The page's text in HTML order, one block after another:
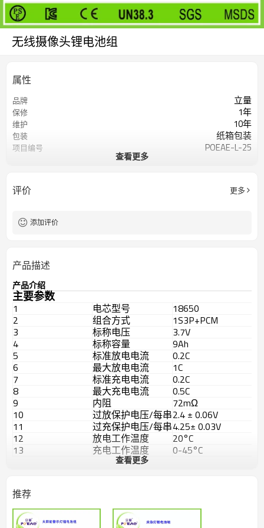
无线摄像头锂电池组
属性
品牌 立量
保修 1年
维护 10年
包装 纸箱包装
项目编号 POEAE-L-25
查看更多
评价 更多
添加评价
产品描述
产品介绍
主要参数
1 电芯型号
18650
2
组合方式
1S3P+PCM
3
标称电压
3.7V
4
标称容量
9Ah
5
标准放电电流
0.2C
6
最大放电电流
1C
7
标准充电电流
0.2C
8
最大充电电流
0.5C
9
内阻
72mΩ
10
过放保护电压/每串2.4 ± 0.06V
11
过充保护电压/每串4.25± 0.03V
12
放电工作温度
20°C
13
充电工作温度
0-45°C
存储温度
16
17
39.6*39.6*69mm
查看更多
推荐